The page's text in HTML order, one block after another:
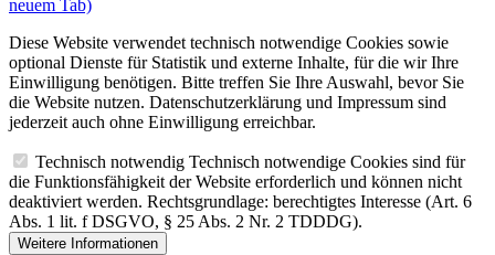
neuem Tab)
Diese Website verwendet technisch notwendige Cookies sowie
optional Dienste für Statistik und externe Inhalte, für die wir Ihre
Einwilligung benötigen. Bitte treffen Sie Ihre Auswahl, bevor Sie
die Website nutzen. Datenschutzerklärung und Impressum sind
jederzeit auch ohne Einwilligung erreichbar.
Technisch notwendig Technisch notwendige Cookies sind für
die Funktionsfähigkeit der Website erforderlich und können nicht
deaktiviert werden. Rechtsgrundlage: berechtigtes Interesse (Art. 6
Abs. 1 lit. f DSGVO, § 25 Abs. 2 Nr. 2 TDDDG).
Weitere Informationen